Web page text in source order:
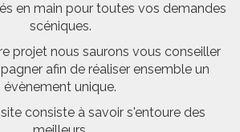
en main pour toutes vos demandes
scéniques.
projet nous saurons vous conseiller
afin de réaliser ensemble un
évènement unique.
consiste à savoir s'entoure des